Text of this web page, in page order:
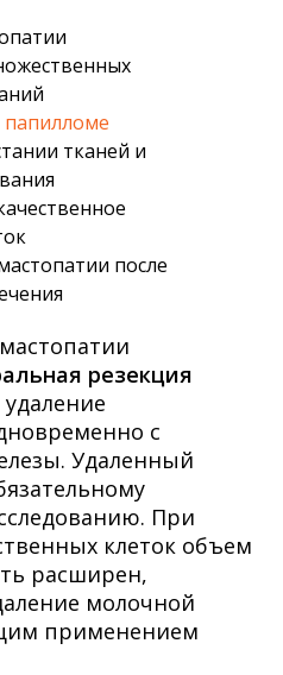
тканей и
после
резекция
удаление
с
Удаленный
При
клеток объем
расширен,
молочной
применением